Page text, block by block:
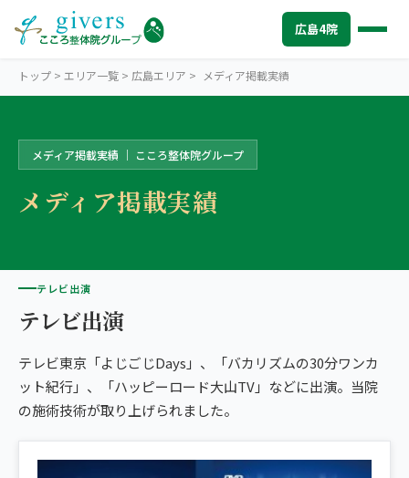
広島4院
HIROSHIMA 広島エリアトップ
STORES 広島4院から探す
こころ整骨院 広島駅南口院
こころ整骨院 横川院
腰痛
頭痛・偏頭痛
膝痛
ぎっくり腰
INFO
初めての方へ
料金
アクセス・営業時間
よくある質問
TRUST 信頼の根拠
お客様の声
スタッフ紹介
ABOUT US こころ整体院について
giversメソッドGIFT
広島4院から予約する
トップ > エリア一覧 > 広島エリア > メディア掲載実績
メディア掲載実績 ｜ こころ整体院グループ
メディア掲載実績
テレビ出演
テレビ出演
テレビ東京「よじごじDays」、「バカリズムの30分ワンカ
ット紀行」、「ハッピーロード大山TV」などに出演。当院
の施術技術が取り上げられました。